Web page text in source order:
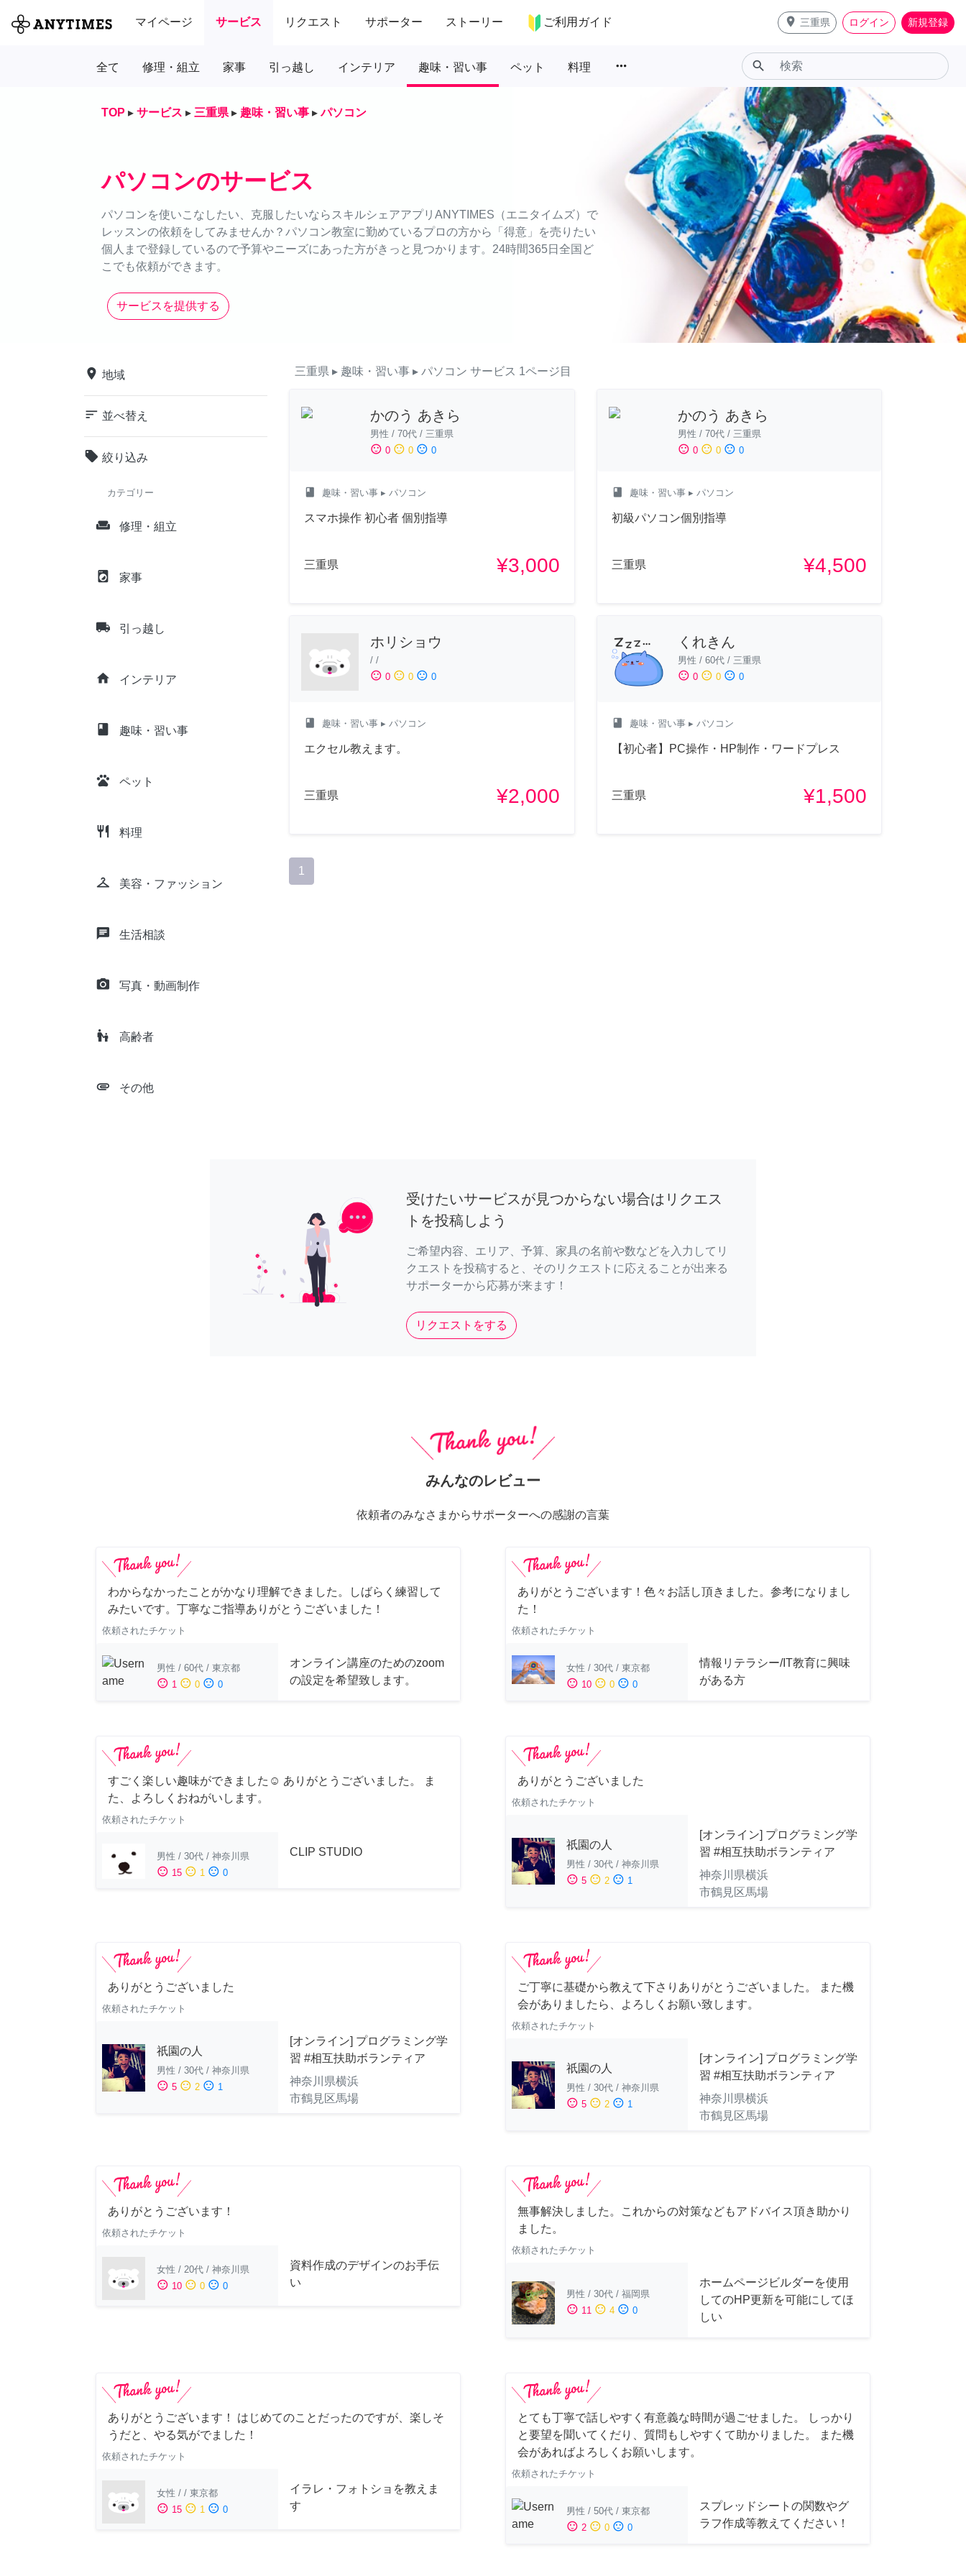
マイページ サービス リクエスト サポーター ストーリー ご利用ガイド place 三重県 ログイン 新規登録
全て 修理・組立 家事 引っ越し インテリア 趣味・習い事 ペット 料理 more_horiz search
TOP ▸ サービス ▸ 三重県 ▸ 趣味・習い事 ▸ パソコン
パソコンのサービス
パソコンを使いこなしたい、克服したいならスキルシェアアプリANYTIMES（エニタイムズ）で
レッスンの依頼をしてみませんか？パソコン教室に勤めているプロの方から「得意」を売りたい
個人まで登録しているので予算やニーズにあった方がきっと見つかります。24時間365日全国ど
こでも依頼ができます。
サービスを提供する
place 地域
sort 並べ替え
local_offer 絞り込み
カテゴリー
weekend 修理・組立
local_laundry_service 家事
local_shipping 引っ越し
home インテリア
class 趣味・習い事
pets ペット
restaurant 料理
checkroom 美容・ファッション
chat 生活相談
camera_alt 写真・動画制作
escalator_warning 高齢者
attachment その他
三重県 ▸ 趣味・習い事 ▸ パソコン サービス 1ページ目
かのう あきら
男性 / 70代 / 三重県
sentiment_satisfied 0 sentiment_neutral 0 sentiment_dissatisfied 0
class 趣味・習い事 ▸ パソコン
スマホ操作 初心者 個別指導
三重県 ¥3,000
かのう あきら
男性 / 70代/ 三重県
sentiment_satisfied 0 sentiment_neutral 0 sentiment_dissatisfied 0
class 趣味・習い事▸ パソコン
初級パソコン個別指導
三重県 ¥4,500
ホリショウ
/ /
sentiment_satisfied 0 sentiment_neutral 0 sentiment_dissatisfied 0
class 趣味・習い事 ▸ パソコン
エクセル教えます。
三重県 ¥2,000
くれきん
男性 / 60代/ 三重県
sentiment_satisfied 0 sentiment_neutral 0 sentiment_dissatisfied 0
class 趣味・習い事▸ パソコン
【初心者】PC操作・HP制作・ワードプレス
三重県 ¥1,500
1
受けたいサービスが見つからない場合はリクエス
トを投稿しよう
ご希望内容、エリア、予算、家具の名前や数などを入力してリ
クエストを投稿すると、そのリクエストに応えることが出来る
サポーターから応募が来ます！
リクエストをする
みんなのレビュー
依頼者のみなさまからサポーターへの感謝の言葉
わからなかったことがかなり理解できました。しばらく練習して
みたいです。丁寧なご指導ありがとうございました！
依頼されたチケット
男性 / 60代 / 東京都
sentiment_satisfied 1 sentiment_neutral 0 sentiment_dissatisfied 0
オンライン講座のためのzoom
の設定を希望致します。
ありがとうございます！色々お話し頂きました。参考になりまし
た！
依頼されたチケット
女性 / 30代 / 東京都
sentiment_satisfied 10 sentiment_neutral 0 sentiment_dissatisfied 0
情報リテラシー/IT教育に興味
がある方
すごく楽しい趣味ができました☺︎ ありがとうございました。 ま
た、よろしくおねがいします。
依頼されたチケット
男性 / 30代 / 神奈川県
sentiment_satisfied 15 sentiment_neutral 1 sentiment_dissatisfied 0
CLIP STUDIO
ありがとうございました
依頼されたチケット
祇園の人
男性 / 30代 / 神奈川県
sentiment_satisfied 5 sentiment_neutral 2 sentiment_dissatisfied 1
[オンライン] プログラミング学
習 #相互扶助ボランティア
神奈川県横浜
市鶴見区馬場
ありがとうございました
依頼されたチケット
祇園の人
男性 / 30代 / 神奈川県
sentiment_satisfied 5 sentiment_neutral 2 sentiment_dissatisfied 1
[オンライン] プログラミング学
習 #相互扶助ボランティア
神奈川県横浜
市鶴見区馬場
ご丁寧に基礎から教えて下さりありがとうございました。 また機
会がありましたら、よろしくお願い致します。
依頼されたチケット
祇園の人
男性 / 30代 / 神奈川県
sentiment_satisfied 5 sentiment_neutral 2 sentiment_dissatisfied 1
[オンライン] プログラミング学
習 #相互扶助ボランティア
神奈川県横浜
市鶴見区馬場
ありがとうございます！
依頼されたチケット
女性 / 20代 / 神奈川県
sentiment_satisfied 10 sentiment_neutral 0 sentiment_dissatisfied 0
資料作成のデザインのお手伝
い
無事解決しました。これからの対策などもアドバイス頂き助かり
ました。
依頼されたチケット
男性 / 30代 / 福岡県
sentiment_satisfied 11 sentiment_neutral 4 sentiment_dissatisfied 0
ホームページビルダーを使用
してのHP更新を可能にしてほ
しい
ありがとうございます！ はじめてのことだったのですが、楽しそ
うだと、やる気がでました！
依頼されたチケット
女性 / / 東京都
sentiment_satisfied 15 sentiment_neutral 1 sentiment_dissatisfied 0
イラレ・フォトショを教えま
す
とても丁寧で話しやすく有意義な時間が過ごせました。 しっかり
と要望を聞いてくだり、質問もしやすくて助かりました。 また機
会があればよろしくお願いします。
依頼されたチケット
男性 / 50代 / 東京都
sentiment_satisfied 2 sentiment_neutral 0 sentiment_dissatisfied 0
スプレッドシートの関数やグ
ラフ作成等教えてください！